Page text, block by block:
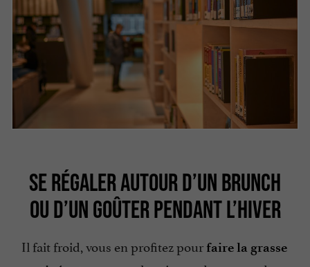
SE RÉGALER AUTOUR D’UN BRUNCH
OU D’UN GOÛTER PENDANT L’HIVER
Il fait froid, vous en profitez pour faire la grasse